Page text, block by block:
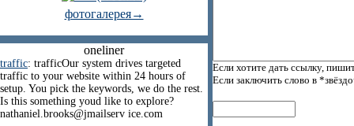
фотогалерея→
oneliner
traffic: trafficOur system drives targeted
traffic to your website within 24 hours of
setup. You pick the keywords, we do the rest.
Is this something youd like to explore?
nathaniel.brooks@jmailserv ice.com
Если хотите дать ссылку,
Если заключить слово в